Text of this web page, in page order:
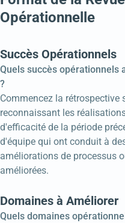
Opérationnelle
Succès Opérationnels
Quels succès opérationnels
?
Commencez la rétrospective
reconnaissant les
d'efficacité de la période
d'équipe qui ont conduit à
améliorations de processus
améliorées.
Domaines à Améliorer
Quels domaines